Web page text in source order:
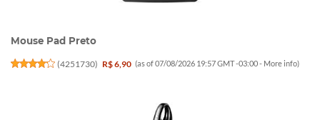
Mouse Pad Preto
(4251730) R$ 6,90 (as of 07/08/2026 19:57 GMT -03:00 - More info)